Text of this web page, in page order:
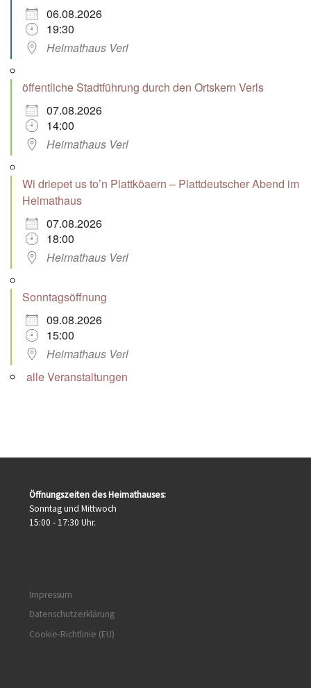
06.08.2026
19:30
Heimathaus Verl
öffentliche Stadtführung durch den Ortskern Verls
07.08.2026
14:00
Heimathaus Verl
Wi driepet us to’n Plattköaern – Plattdeutscher Abend im
Heimathaus
07.08.2026
18:00
Heimathaus Verl
Sonntagsöffnung
09.08.2026
15:00
Heimathaus Verl
alle Veranstaltungen
Öffnungszeiten des Heimathauses:
Sonntag und Mittwoch
15:00 - 17:30 Uhr.
Impressum
Datenschutzerklärung
Cookie-Richtlinie (EU)